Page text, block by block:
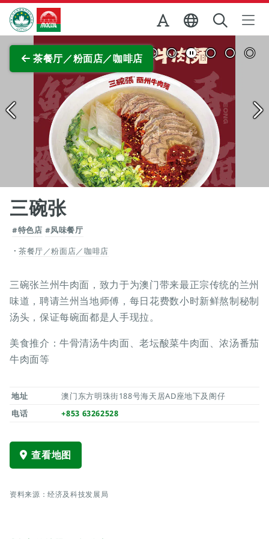
跳至主内容
澳门特别行政区政府旅游局
茶餐厅／粉面店／咖啡店
查看原图
三碗张
#特色店 #风味餐厅
茶餐厅／粉面店／咖啡店
三碗张兰州牛肉面，致力于为澳门带来最正宗传统的兰州
味道，聘请兰州当地师傅，每日花费数小时新鲜熬制秘制
汤头，保证每碗面都是人手现拉。
美食推介：牛骨清汤牛肉面、老坛酸菜牛肉面、浓汤番茄
牛肉面等
地址
澳门东方明珠街188号海天居AD座地下及阁仔
电话
+853 63262528
查看地图
资料来源：经济及科技发展局